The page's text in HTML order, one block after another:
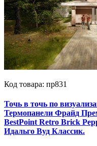
Код товара: пр831
Точь в точь по
Термопанели Фрайд
BestPoint Retro Brick
Идальго Вуд Классик.